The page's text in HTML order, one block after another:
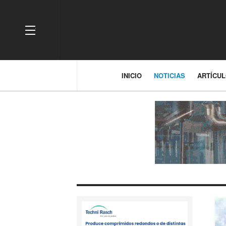
OFF CANVAS
INICIO NOTICIAS